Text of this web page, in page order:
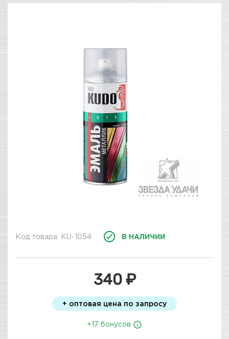
Код товара: KU-1054 В НАЛИЧИИ
340 ₽
+ оптовая цена по запросу
+17 бонусов